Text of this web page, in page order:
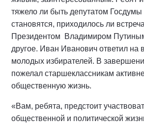
тяжело ли быть депутатом Госдумы
становятся, приходилось ли
Президентом Владимиром
другое. Иван Иванович ответил на
молодых избирателей. В
пожелал старшеклассникам
общественную жизнь.
«Вам, ребята, предстоит
общественной и политической